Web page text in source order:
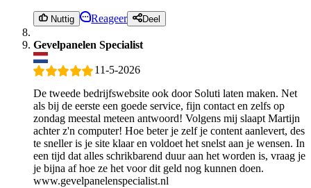
Nuttig Reageer Deel
Gevelpanelen Specialist
11-5-2026
De tweede bedrijfswebsite ook door Soluti laten maken. Net
als bij de eerste een goede service, fijn contact en zelfs op
zondag meestal meteen antwoord! Volgens mij slaapt Martijn
achter z'n computer! Hoe beter je zelf je content aanlevert, des
te sneller is je site klaar en voldoet het snelst aan je wensen. In
een tijd dat alles schrikbarend duur aan het worden is, vraag je
je bijna af hoe ze het voor dit geld nog kunnen doen.
www.gevelpanelenspecialist.nl